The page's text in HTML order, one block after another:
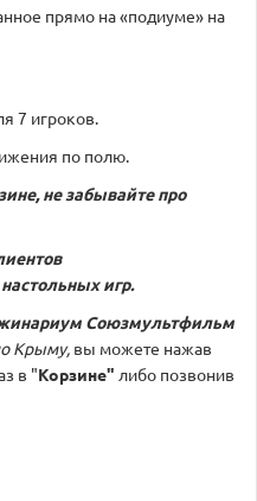
прямо на «подиуме» на
7 игроков.
по полю.
не забывайте про
настольных игр.
Союзмультфильм
Крыму, вы можете нажав
в "Корзине" либо позвонив